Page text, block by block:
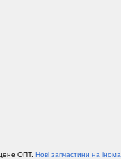
ОПТ. Нові запчастини на